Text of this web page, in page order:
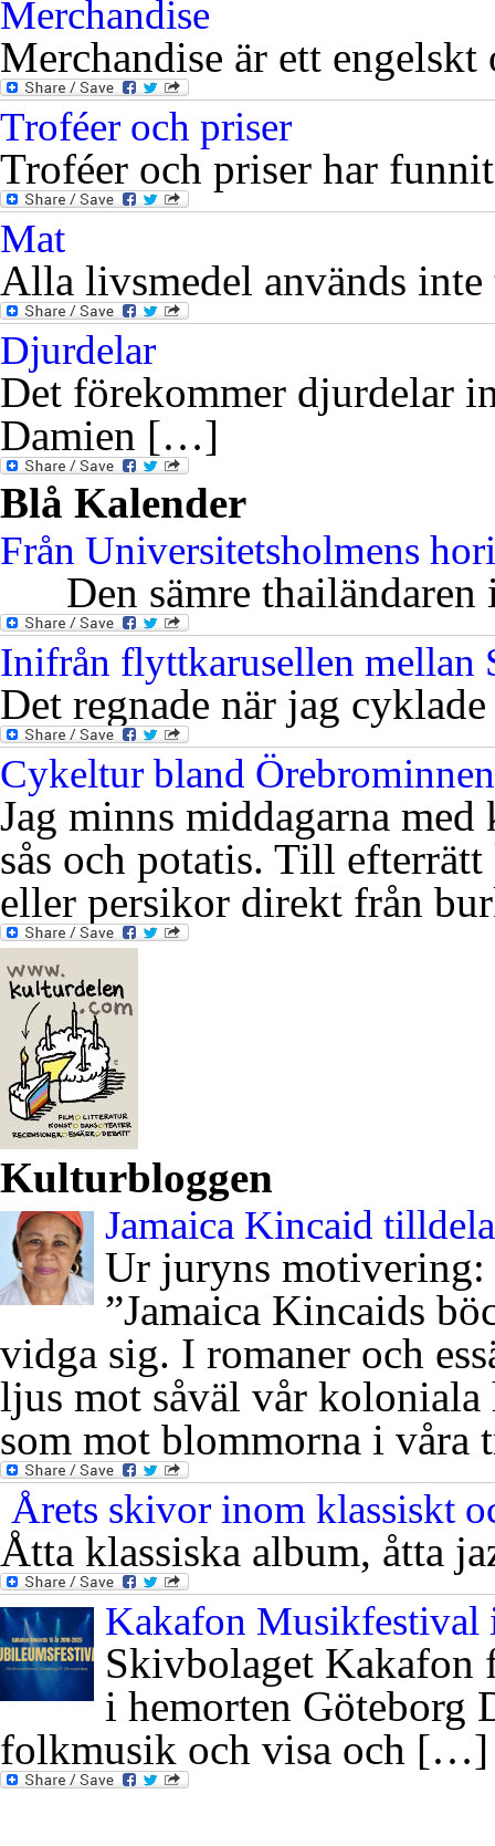
Merchandise
Merchandise är ett
Troféer och priser
Troféer och priser har
Mat
Alla livsmedel används
Djurdelar
Det förekommer djurdelar
Damien […]
Blå Kalender
Från Universitetsholmens
Den sämre thailändaren
Inifrån flyttkarusellen mellan
Det regnade när jag
Cykeltur bland
Jag minns middagarna
sås och potatis. Till
eller persikor direkt från
Kulturbloggen
Jamaica Kincaid
Ur juryns motivering:
”Jamaica Kincaids
vidga sig. I romaner och
ljus mot såväl vår
som mot blommorna i våra
Årets skivor inom klassiskt
Åtta klassiska album, åtta
Kakafon Musikfestival
Skivbolaget Kakafon
i hemorten Göteborg
folkmusik och visa och […]